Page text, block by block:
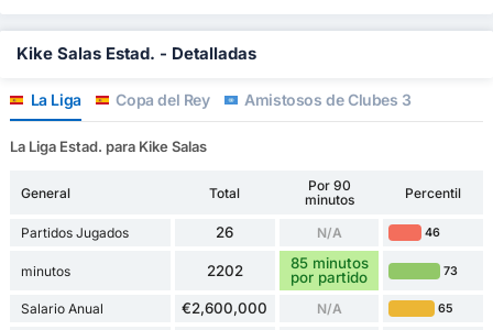
Kike Salas Estad. - Detalladas
La Liga Copa del Rey Amistosos de Clubes 3
La Liga Estad. para Kike Salas
General Total
Por 90
minutos
Percentil
Partidos Jugados 26 N/A 46
minutos 2202
85 minutos
por partido
73
Salario Anual €2,600,000 N/A 65